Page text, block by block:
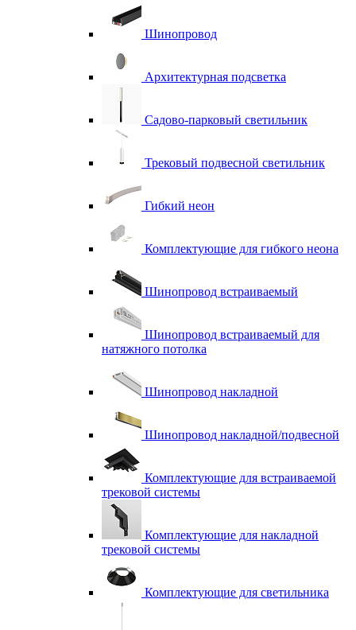
Шинопровод
Архитектурная подсветка
Садово-парковый светильник
Трековый подвесной светильник
Гибкий неон
Комплектующие для гибкого неона
Шинопровод встраиваемый
Шинопровод встраиваемый для
натяжного потолка
Шинопровод накладной
Шинопровод накладной/подвесной
Комплектующие для встраиваемой
трековой системы
Комплектующие для накладной
трековой системы
Комплектующие для светильника